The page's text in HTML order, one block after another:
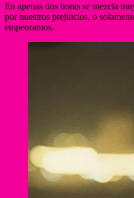
En apenas dos horas se mezcla
por nuestros prejuicios, o
empeoramos.